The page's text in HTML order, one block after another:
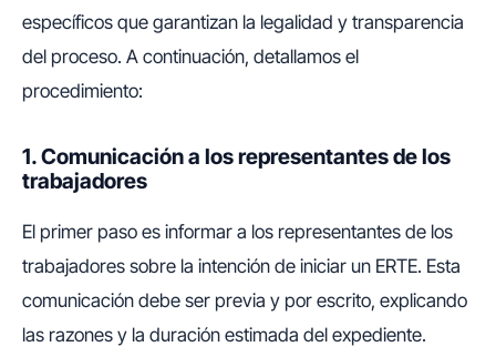
específicos que garantizan la legalidad y transparencia
del proceso. A continuación, detallamos el
procedimiento:
1. Comunicación a los representantes de los
trabajadores
El primer paso es informar a los representantes de los
trabajadores sobre la intención de iniciar un ERTE. Esta
comunicación debe ser previa y por escrito, explicando
las razones y la duración estimada del expediente.